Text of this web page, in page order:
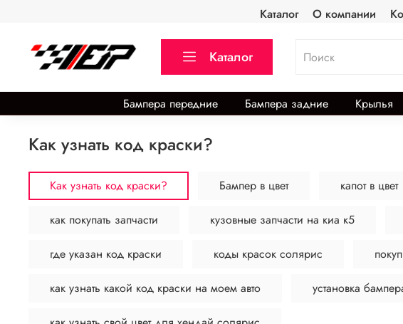
Каталог О компании
Каталог
Бампера передние Бампера задние Крылья
Как узнать код краски?
Как узнать код краски? Бампер в цвет капот в цвет
как покупать запчасти кузовные запчасти на киа к5
где указан код краски коды красок солярис
как узнать какой код краски на моем авто установка